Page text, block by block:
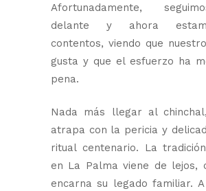
Afortunadamente,
delante y ahora
contentos, viendo que
gusta y que el esfuerzo ha
pena.
Nada más llegar al
atrapa con la pericia y
ritual centenario. La
en La Palma viene de lejos,
encarna su legado familiar.